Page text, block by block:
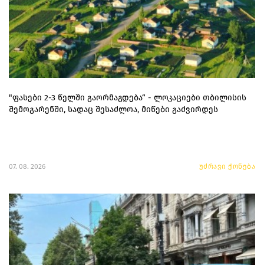
"ფასები 2-3 წელში გაორმაგდება“ - ლოკაციები თბილისის
შემოგარენში, სადაც შესაძლოა, მიწები გაძვირდეს
07. 08. 2026 უძრავი ქონება